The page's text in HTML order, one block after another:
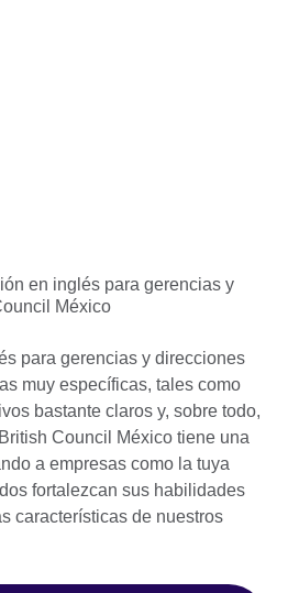
en inglés para gerencias y
México
para gerencias y direcciones
muy específicas, tales como
bastante claros y, sobre todo,
Council México tiene una
a empresas como la tuya
fortalezcan sus habilidades
características de nuestros